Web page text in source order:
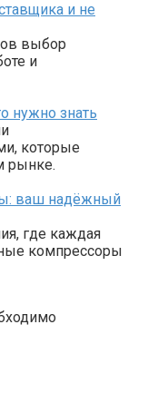
и не
выбор
и
нужно знать
которые
рынке.
ваш надёжный
где каждая
компрессоры